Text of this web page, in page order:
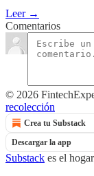
Leer →
Comentarios
© 2026
recolección
Crea tu Substack
Descargar la app
Substack es el